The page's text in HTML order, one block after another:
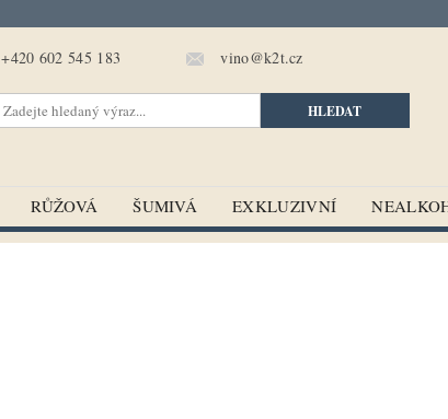
+420 602 545 183 vino@k2t.cz
RŮŽOVÁ ŠUMIVÁ EXKLUZIVNÍ